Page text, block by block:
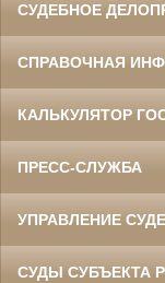
СУДЕБНОЕ
СПРАВОЧНАЯ
КАЛЬКУЛЯТОР
ПРЕСС-СЛУЖБА
УПРАВЛЕНИЕ
СУДЫ СУБЪЕКТА